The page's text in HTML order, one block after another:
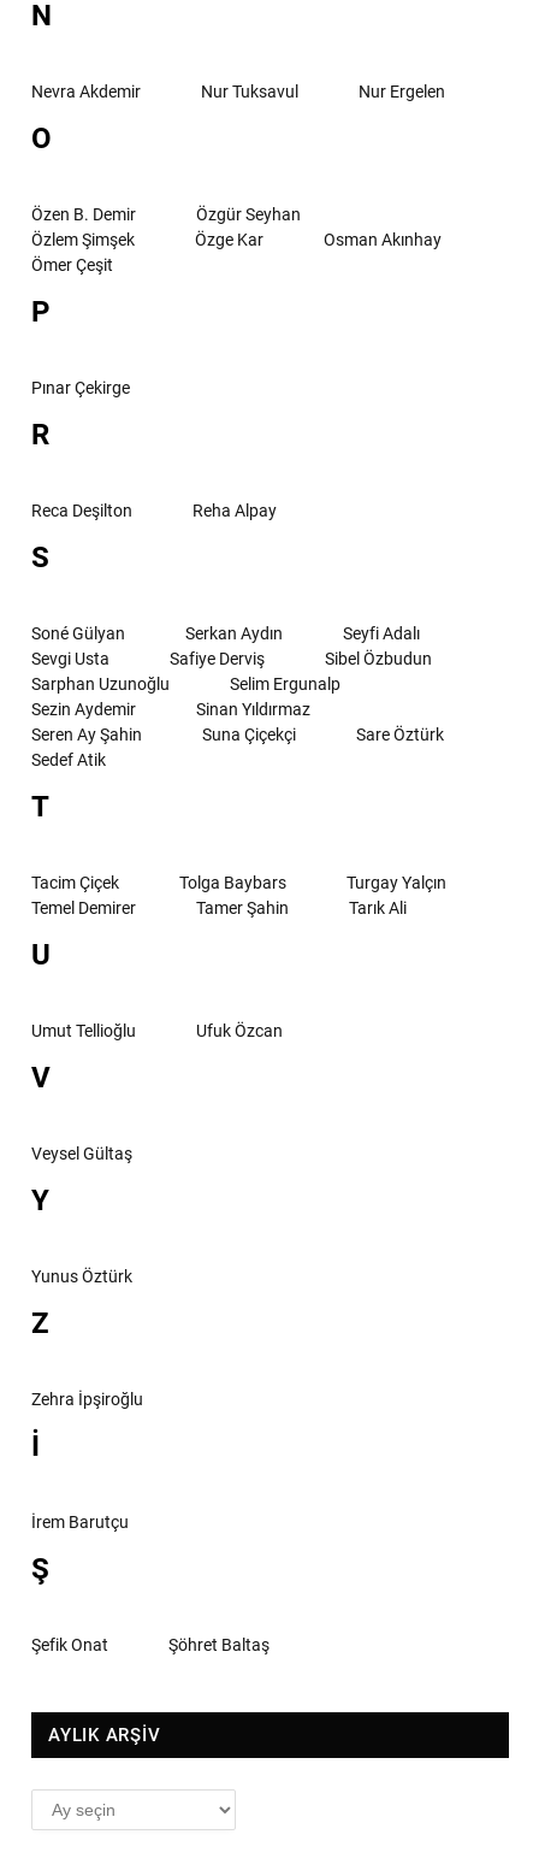
N
Nevra Akdemir Nur Tuksavul Nur Ergelen
O
Özen B. Demir
Özgür Seyhan
Özlem Şimşek
Özge Kar
Osman Akınhay
Ömer Çeşit
P
Pınar Çekirge
R
Reca Deşilton Reha Alpay
S
Soné Gülyan Serkan Aydın
Seyfi Adalı
Sevgi Usta
Safiye Derviş
Sibel Özbudun
Sarphan Uzunoğlu
Selim Ergunalp
Sezin Aydemir
Sinan Yıldırmaz
Seren Ay Şahin
Suna Çiçekçi
Sare Öztürk
Sedef Atik
T
Tacim Çiçek Tolga Baybars
Turgay Yalçın
Temel Demirer
Tamer Şahin Tarık Ali
U
Umut Tellioğlu Ufuk Özcan
V
Veysel Gültaş
Y
Yunus Öztürk
Z
Zehra İpşiroğlu
İ
İrem Barutçu
Ş
Şefik Onat Şöhret Baltaş
AYLIK ARŞİV
AYLIK
ARŞİV